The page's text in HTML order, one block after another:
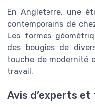
En Angleterre, une
contemporains de
Les formes
des bougies de
touche de modernité
travail.
Avis d’experts